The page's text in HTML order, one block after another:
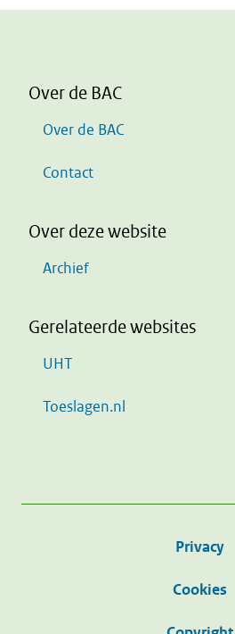
Over de BAC
Over de BAC
Contact
Over deze website
Archief
Gerelateerde websites
UHT
Toeslagen.nl
Privacy
Cookies